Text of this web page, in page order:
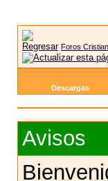
Foros
Descargas
Avisos